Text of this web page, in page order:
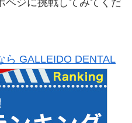
ベジに挑戦してみてくだ
ら GALLEIDO DENTAL